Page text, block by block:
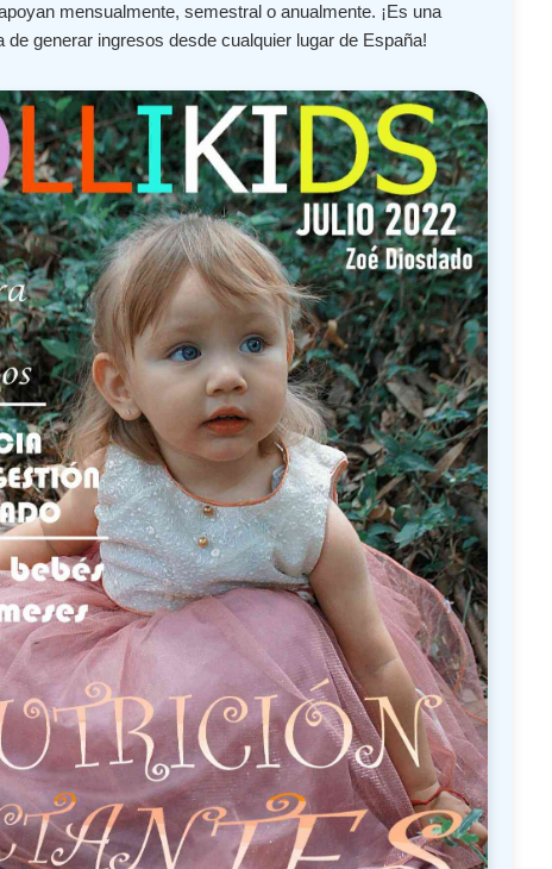
mensualmente, semestral o anualmente. ¡Es una
de generar ingresos desde cualquier lugar de España!